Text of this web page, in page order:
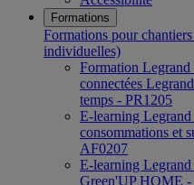
Formations
Formations pour
individuelles)
Formation Legrand
connectées
temps - PR1205
E-learning
consommations et
AF0207
E-learning
Green'UP HOME